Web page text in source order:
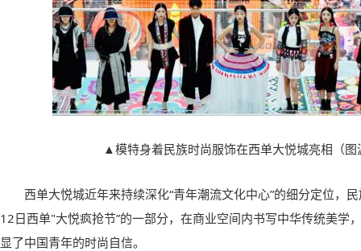
▲模特身着民族时尚服饰在西单大悦城亮相（图
西单大悦城近年来持续深化“青年潮流文化中心”的细分定位，
12日西单"大悦疯抢节”的一部分，在商业空间内书写中华传统美学
显了中国青年的时尚自信。